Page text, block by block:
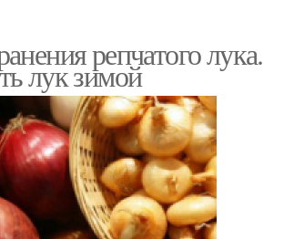
репчатого лука.
лук зимой